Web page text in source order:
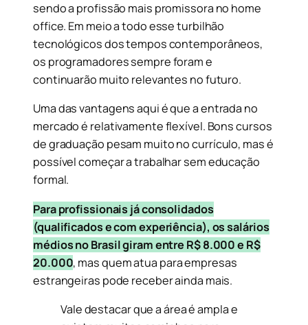
sendo a profissão mais promissora no home
office. Em meio a todo esse turbilhão
tecnológicos dos tempos contemporâneos,
os programadores sempre foram e
continuarão muito relevantes no futuro.
Uma das vantagens aqui é que a entrada no
mercado é relativamente flexível. Bons cursos
de graduação pesam muito no currículo, mas é
possível começar a trabalhar sem educação
formal.
Para profissionais já consolidados
(qualificados e com experiência), os salários
médios no Brasil giram entre R$ 8.000 e R$
20.000, mas quem atua para empresas
estrangeiras pode receber ainda mais.
Vale destacar que a área é ampla e